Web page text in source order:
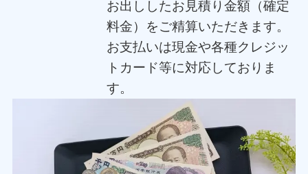
お出ししたお見積り金額（確定
料金）をご精算いただきます。
お支払いは現金や各種クレジッ
トカード等に対応しておりま
す。